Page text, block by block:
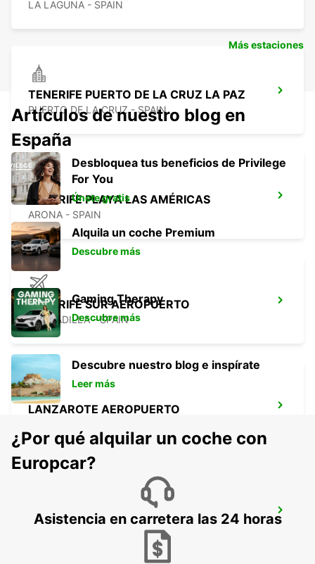
LA LAGUNA - SPAIN
TENERIFE PUERTO DE LA CRUZ LA PAZ
PUERTO DE LA CRUZ - SPAIN
TENERIFE PLAYA LAS AMÉRICAS
ARONA - SPAIN
TENERIFE SUR AEROPUERTO
GRANADILLA - SPAIN
LANZAROTE AEROPUERTO
GRAN CANARIA AEROPUERTO
Más estaciones
Artículos de nuestro blog en
España
Desbloquea tus beneficios de Privilege
For You
Únete gratis
Alquila un coche Premium
Descubre más
Gaming Therapy
Descubre más
Descubre nuestro blog e inspírate
Leer más
¿Por qué alquilar un coche con
Europcar?
Asistencia en carretera las 24 horas